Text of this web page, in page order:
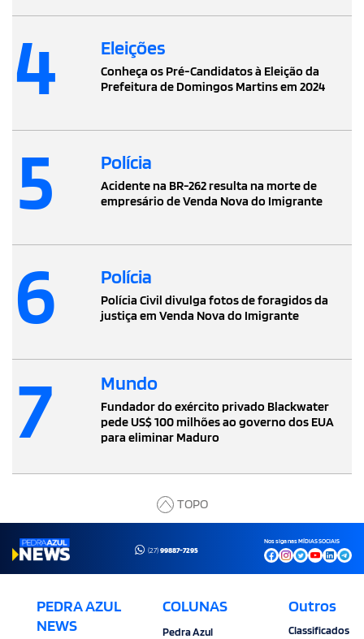
4 Eleições
Conheça os Pré-Candidatos à Eleição da
Prefeitura de Domingos Martins em 2024
5 Polícia
Acidente na BR-262 resulta na morte de
empresário de Venda Nova do Imigrante
6 Polícia
Polícia Civil divulga fotos de foragidos da
justiça em Venda Nova do Imigrante
7 Mundo
Fundador do exército privado Blackwater
pede US$ 100 milhões ao governo dos EUA
para eliminar Maduro
TOPO
(27)99887-7295
Nos siga nas MÍDIAS SOCIAIS
PEDRA AZUL
NEWS
COLUNAS
Pedra Azul
Outros
Classificados